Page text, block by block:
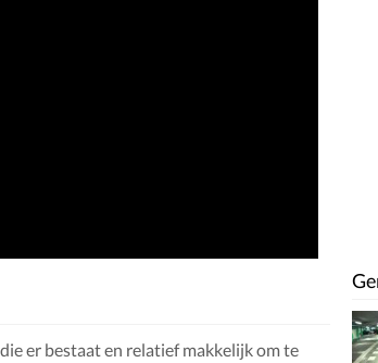
er bestaat en relatief makkelijk om te